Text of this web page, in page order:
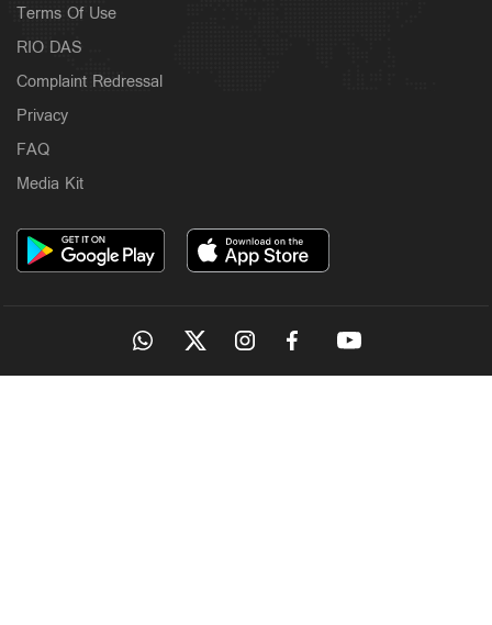
Terms Of Use
RIO DAS
Complaint Redressal
Privacy
FAQ
Media Kit